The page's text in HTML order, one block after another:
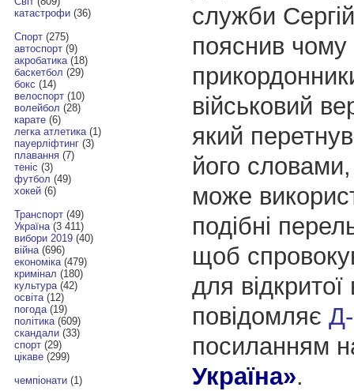
катастрофи(36)
Спорт(275)
автоспорт(9)
акробатика(18)
баскетбол (29)
бокс (14)
велоспорт(10)
волейбол (28)
карате(6)
легка атлетика(1)
пауерліфтинг(3)
плавання(7)
теніс (3)
футбол (49)
хокей(6)
Транспорт(49)
Україна(3 411)
вибори 2019(40)
війна(696)
економіка(479)
кримінал (180)
культура(42)
освіта(12)
погода(19)
політика(609)
скандали(33)
спорт(29)
цікаве(299)
чемпіонати(1)
служби
пояснив чому
військовий
який
його
може
подібні
щоб
для
повідомляє
посиланням
Україна».